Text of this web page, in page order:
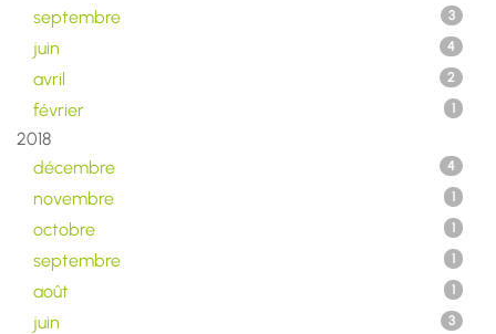
septembre 3
juin 4
avril 2
février 1
2018
décembre
4
novembre 1
octobre 1
septembre 1
août 1
juin 3